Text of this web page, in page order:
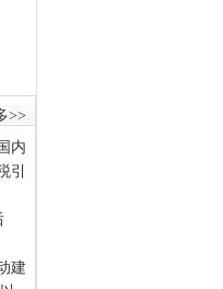
>>
内
引
建